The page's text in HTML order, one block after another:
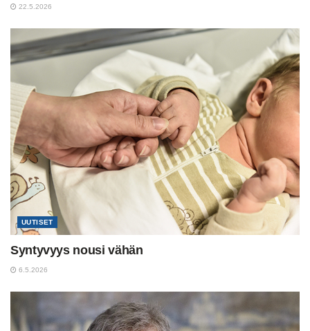
22.5.2026
UUTISET
Syntyvyys nousi vähän
6.5.2026